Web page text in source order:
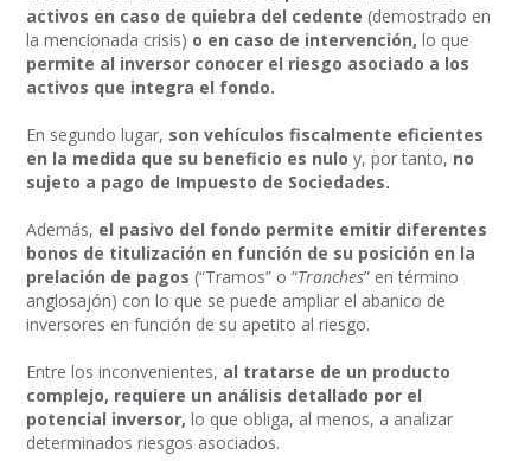
activos en caso de quiebra del cedente (demostrado en
la mencionada crisis) o en caso de intervención,lo que
permite al inversor conocer el riesgo asociado a los
activos que integra el fondo.
En segundo lugar, son vehículos fiscalmente eficientes
en la medida que su beneficio es nuloy, por tanto, no
sujeto a pago de Impuesto de Sociedades.
Además, el pasivo del fondo permite emitir diferentes
bonos de titulización en función de su posición en la
prelación de pagos (“Tramos” o “Tranches” en término
anglosajón) con lo que se puede ampliar el abanico de
inversores en función de su apetito al riesgo.
Entre los inconvenientes, al tratarse de un producto
complejo, requiere un análisis detallado por el
potencial inversor, lo que obliga, al menos, a analizar
determinados riesgos asociados.